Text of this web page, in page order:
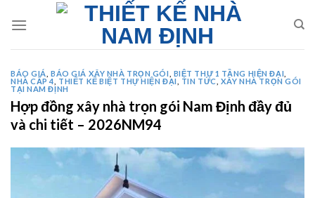
BÁO GIÁ ,BÁO GIÁ XÂY NHÀ TRỌN GÓI BIỆT THỰ 1 TẦNG HIỆN ĐẠI
NHÀ CẤP 4
THIẾT KẾ BIỆT THỰ HIỆN ĐẠI TIN TỨC
XÂY NHÀ TRỌN GÓI
TẠI NAM ĐỊNH
Hợp đồng xây nhà trọn gói Nam Định đầy đủ
và chi tiết – 2026NM94